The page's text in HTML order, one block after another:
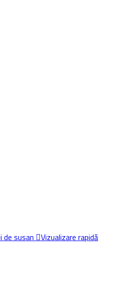
Vizualizare rapidă